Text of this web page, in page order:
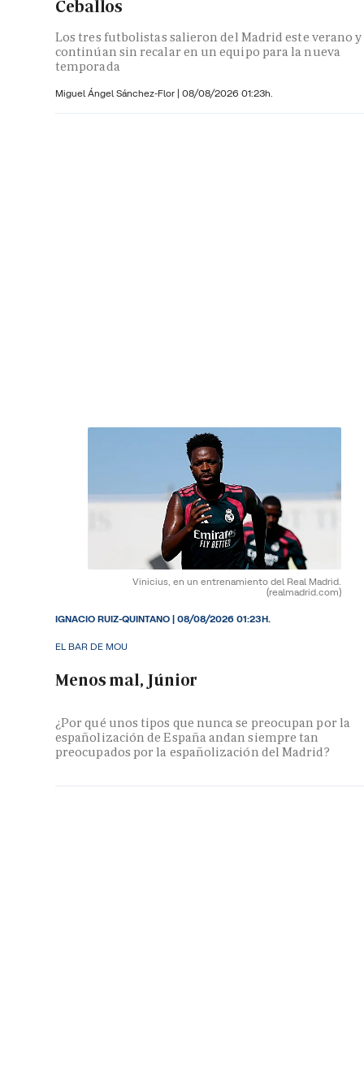
Ceballos
Los tres futbolistas salieron del Madrid este verano y
continúan sin recalar en un equipo para la nueva
temporada
Miguel Ángel Sánchez-Flor | 08/08/2026 01:23h.
Vinicius, en un entrenamiento del Real Madrid.
(realmadrid.com)
EL BAR DE MOU
Menos mal, Júnior
¿Por qué unos tipos que nunca se preocupan por la
españolización de España andan siempre tan
preocupados por la españolización del Madrid?
IGNACIO RUIZ-QUINTANO|08/08/2026 01:23H.